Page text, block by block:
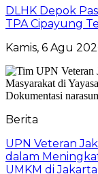
DLHK Depok
TPA Cipayung
Kamis, 6 Agu
Berita
UPN Veteran
dalam
UMKM di